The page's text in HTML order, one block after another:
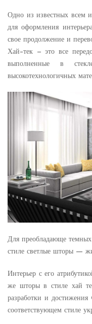
Одно из известных всем
для оформления
свое продолжение и
Хай-тек – это все
выполненные в
высокотехнологичных
Для преобладающе
стиле светлые шторы —
Интерьер с его
же шторы в стиле хай
разработки и достижения
соответствующем стиле